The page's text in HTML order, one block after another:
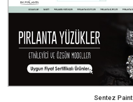
Sentez Paint